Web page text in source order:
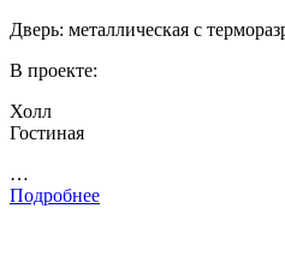
Дверь: металлическая с
В проекте:
Холл
Гостиная
…
Подробнее